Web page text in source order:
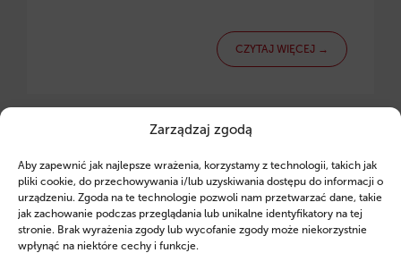
Zarządzaj zgodą
Aby zapewnić jak najlepsze wrażenia, korzystamy z technologii, takich jak
pliki cookie, do przechowywania i/lub uzyskiwania dostępu do informacji o
urządzeniu. Zgoda na te technologie pozwoli nam przetwarzać dane, takie
jak zachowanie podczas przeglądania lub unikalne identyfikatory na tej
stronie. Brak wyrażenia zgody lub wycofanie zgody może niekorzystnie
wpłynąć na niektóre cechy i funkcje.
CZYTAJ WIĘCEJ →
przedsiębiorców z regionu małopolskiego.